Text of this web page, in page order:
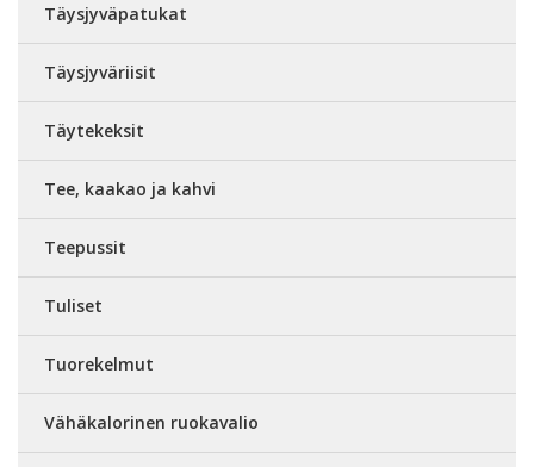
Täysjyväpatukat
Täysjyväriisit
Täytekeksit
Tee, kaakao ja kahvi
Teepussit
Tuliset
Tuorekelmut
Vähäkalorinen ruokavalio